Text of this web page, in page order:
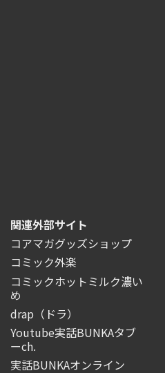
関連外部サイト
コアマガグッズショップ
コミック外楽
コミックホットミルク濃い
め
drap（ドラ）
Youtube実話BUNKAタブ
ーch.
実話BUNKAオンライン